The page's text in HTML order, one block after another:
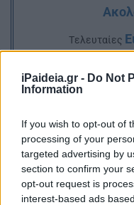
iPaideia.gr - Do Not
Information
If you wish to opt-out of
processing of your
targeted advertising by
section to confirm your
opt-out request is
interest-based ads
Tελευταίες
Στην Κατηγορία: